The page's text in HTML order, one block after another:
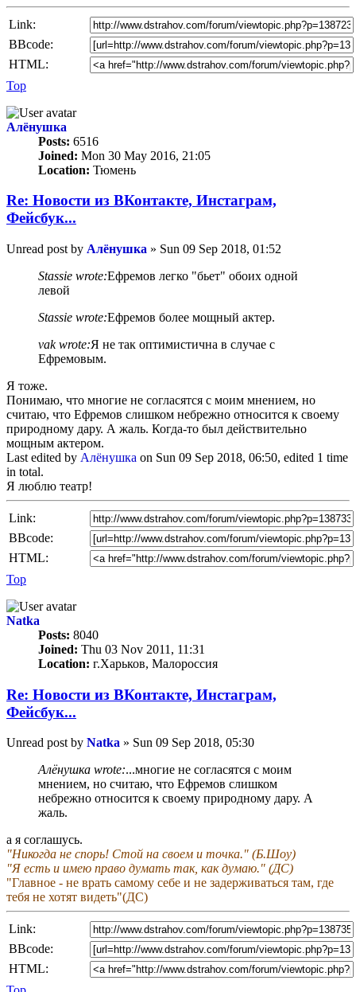
Link:
BBcode:
HTML:
Top
Алёнушка
Posts: 6516
Joined: Mon 30 May 2016, 21:05
Location: Тюмень
Re: Новости из ВКонтакте, Инстаграм,
Фейсбук...
Unread post by Алёнушка » Sun 09 Sep 2018, 01:52
Stassie wrote:Ефремов легко "бьет" обоих одной
левой
Stassie wrote:Ефремов более мощный актер.
vak wrote:Я не так оптимистична в случае с
Ефремовым.
Я тоже.
Понимаю, что многие не согласятся с моим мнением, но
считаю, что Ефремов слишком небрежно относится к своему
природному дару. А жаль. Когда-то был действительно
мощным актером.
Last edited by Алёнушка on Sun 09 Sep 2018, 06:50, edited 1 time
in total.
Я люблю театр!
Link:
BBcode:
HTML:
Top
Natka
Posts: 8040
Joined: Thu 03 Nov 2011, 11:31
Location: г.Харьков, Малороссия
Re: Новости из ВКонтакте, Инстаграм,
Фейсбук...
Unread post by Natka » Sun 09 Sep 2018, 05:30
Алёнушка wrote:...многие не согласятся с моим
мнением, но считаю, что Ефремов слишком
небрежно относится к своему природному дару. А
жаль.
а я соглашусь.
"Никогда не спорь! Стой на своем и точка." (Б.Шоу)
"Я есть и имею право думать так, как думаю." (ДС)
"Главное - не врать самому себе и не задерживаться там, где
тебя не хотят видеть"(ДС)
Link:
BBcode:
HTML: